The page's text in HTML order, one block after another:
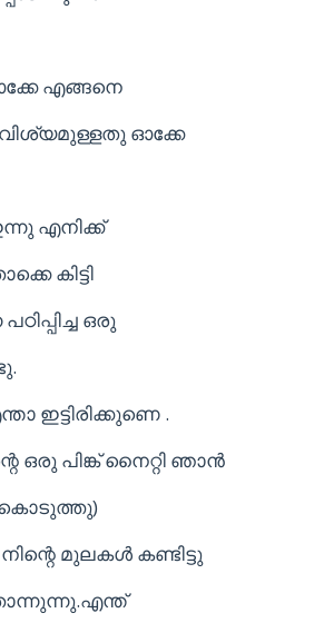
എങ്ങനെ
ഓക്കേ
എനിക്ക്
കിട്ടി
ഒരു
ഇട്ടിരിക്കുണെ .
ഒരു പിങ്ക് നൈറ്റി ഞാൻ
കൊടുത്തു)
മുലകൾ കണ്ടിട്ടു